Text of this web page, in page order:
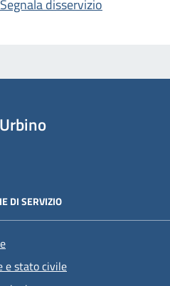
Segnala disservizio
DI SERVIZIO
e stato civile